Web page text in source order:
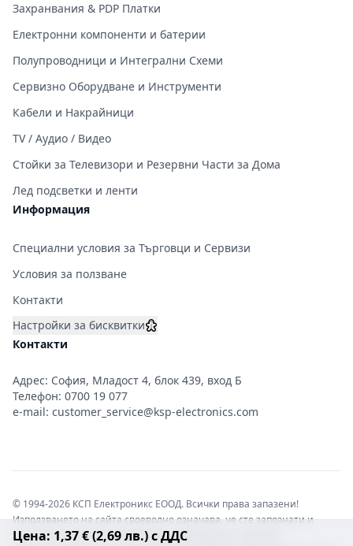
Цена: 1,37 € (2,69 лв.) с ДДС
Захранвания & PDP Платки
Електронни компоненти и батерии
Полупроводници и Интегрални Схеми
Сервизно Оборудване и Инструменти
Кабели и Накрайници
TV / Аудио / Видео
Стойки за Телевизори и Резервни Части за Дома
Лед подсветки и ленти
Информация
Специални условия за Търговци и Сервизи
Условия за ползване
Контакти
Настройки за бисквитки
Контакти
Адрес: София, Младост 4, блок 439, вход Б
Телефон: 0700 19 077
e-mail: customer_service@ksp-electronics.com
© 1994-2026 КСП Електроникс ЕООД. Всички права запазени!
Използването на сайта своеволно означава, че сте запознати и
съгласни с правната информация обвързваща софтуера.